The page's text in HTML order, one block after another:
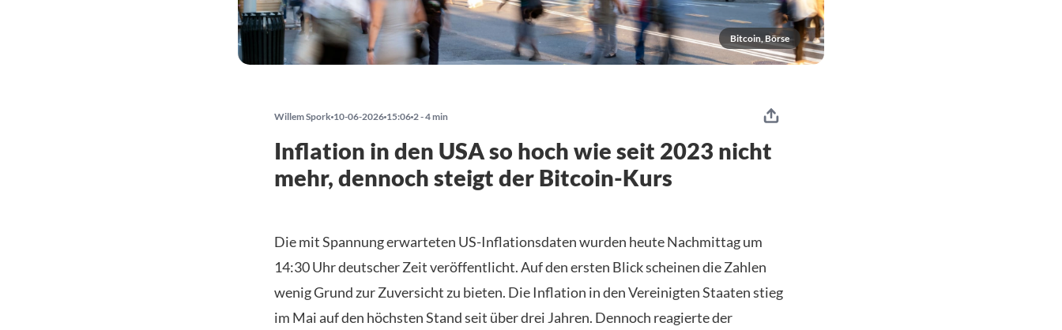
Bitcoin, Börse
Willem Spork 10-06-2026 15:06 2 - 4 min
Inflation in den USA so hoch wie seit 2023 nicht
mehr, dennoch steigt der Bitcoin-Kurs
Die mit Spannung erwarteten US-Inflationsdaten wurden heute Nachmittag um
14:30 Uhr deutscher Zeit veröffentlicht. Auf den ersten Blick scheinen die Zahlen
wenig Grund zur Zuversicht zu bieten. Die Inflation in den Vereinigten Staaten stieg
im Mai auf den höchsten Stand seit über drei Jahren. Dennoch reagierte der